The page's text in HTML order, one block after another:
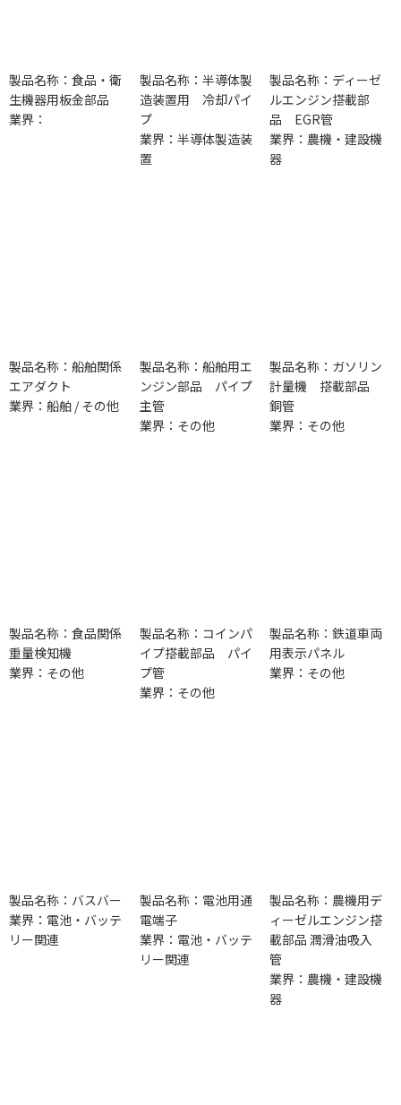
製品名称：食品・衛
生機器用板金部品
業界：
製品名称：半導体製
造装置用 冷却パイ
プ
業界：半導体製造装
置
製品名称：ディーゼ
ルエンジン搭載部
品 EGR管
業界：農機・建設機
器
製品名称：船舶関係
エアダクト
業界：船舶 / その他
製品名称：船舶用エ
ンジン部品 パイプ
主管
業界：その他
製品名称：ガソリン
計量機 搭載部品
銅管
業界：その他
製品名称：食品関係
重量検知機
業界：その他
製品名称：コインパ
イプ搭載部品 パイ
プ管
業界：その他
製品名称：鉄道車両
用表示パネル
業界：その他
製品名称：バスバー
業界：電池・バッテ
リー関連
製品名称：電池用通
電端子
業界：電池・バッテ
リー関連
製品名称：農機用デ
ィーゼルエンジン搭
載部品 潤滑油吸入
管
業界：農機・建設機
器